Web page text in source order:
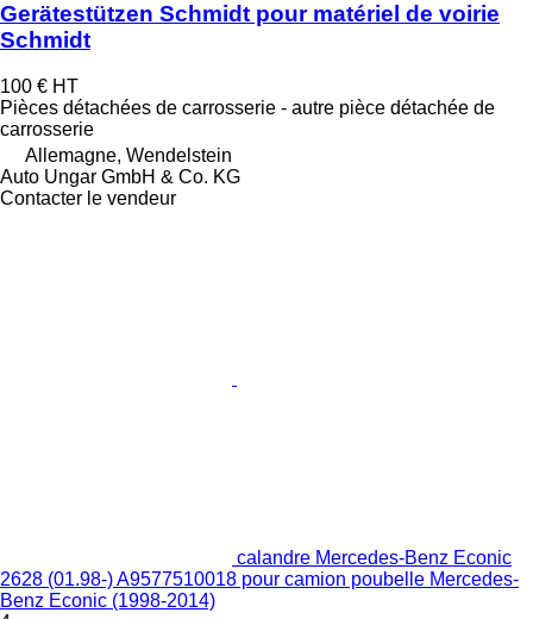
Gerätestützen Schmidt pour matériel de voirie
Schmidt
100 € HT
Pièces détachées de carrosserie - autre pièce détachée de
carrosserie
Allemagne, Wendelstein
Auto Ungar GmbH & Co. KG
Contacter le vendeur
calandre Mercedes-Benz Econic
2628 (01.98-) A9577510018 pour camion poubelle Mercedes-
Benz Econic (1998-2014)